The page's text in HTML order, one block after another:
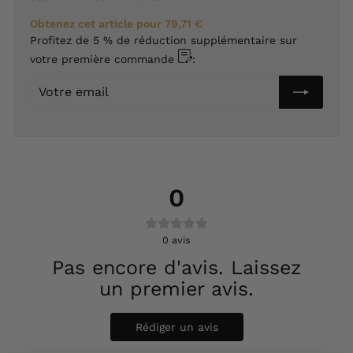
Obtenez cet article pour 79,71 €
Profitez de 5 % de réduction supplémentaire sur
votre première commande
:
Votre
0
0 avis
Pas encore d'avis. Laissez
un premier avis.
Rédiger un avis